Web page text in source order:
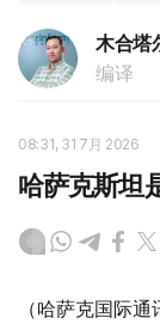
木合塔
编译
08:31, 31 7月 2026
哈萨克斯坦
（哈萨克国际